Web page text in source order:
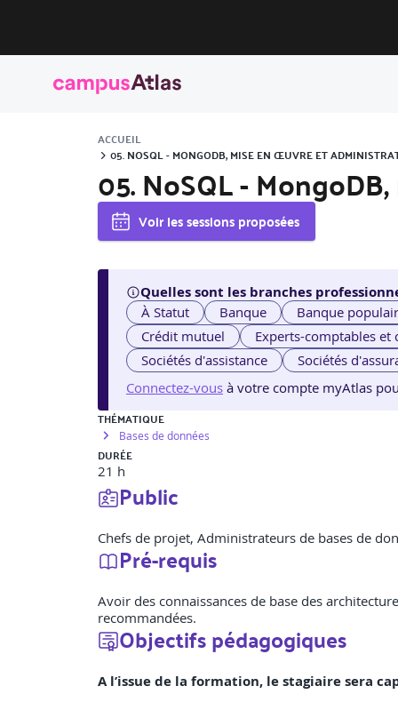
ACCUEIL
05. NOSQL - MONGODB, MISE EN ŒUVRE ET
05. NoSQL -
Voir les sessions proposées
Quelles sont les branches
À Statut Banque Banque
Crédit mutuel
Experts-comptables et
Sociétés d'assistance
Sociétés
Connectez-vous à votre compte myAtlas
THÉMATIQUE
Bases de données
DURÉE
21 h
Public
Chefs de projet, Administrateurs de bases de
Pré-requis
Avoir des connaissances de base des
recommandées.
Objectifs pédagogiques
A l’issue de la formation, le stagiaire sera